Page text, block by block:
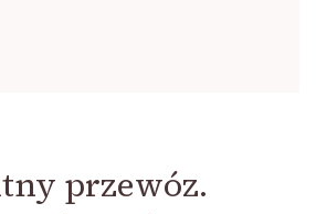
przewóz.